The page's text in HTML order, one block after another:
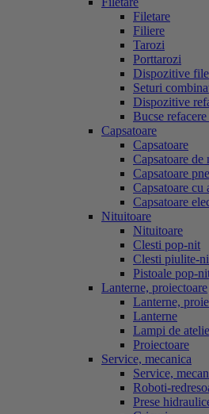
Filetare
Filiere
Tarozi
Porttarozi
Dispozitive
Seturi
Dispozitive
Bucse
Capsatoare
Capsatoare
Capsatoare de
Capsatoare
Capsatoare cu
Capsatoare
Nituitoare
Nituitoare
Clesti pop-nit
Clesti piulite-
Pistoale pop-
Lanterne, proiectoare
Lanterne,
Lanterne
Lampi de
Proiectoare
Service, mecanica
Service,
Roboti-
Prese